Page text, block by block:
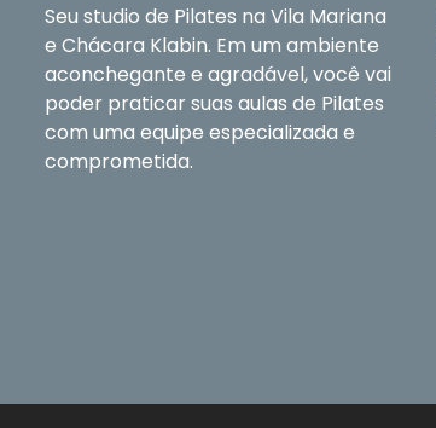
Seu studio de Pilates na Vila Mariana
e Chácara Klabin. Em um ambiente
aconchegante e agradável, você vai
poder praticar suas aulas de Pilates
com uma equipe especializada e
comprometida.